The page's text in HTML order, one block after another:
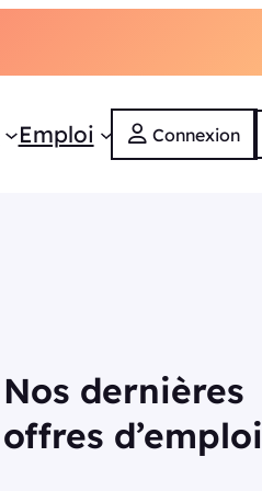
Emploi Connexion
Nos dernières
offres d’emploi